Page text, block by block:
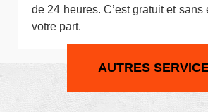
de 24 heures. C’est gratuit et sans
votre part.
AUTRES